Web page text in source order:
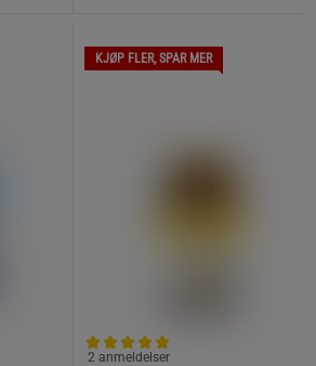
KJØP FLER, SPAR MER
2 anmeldelser